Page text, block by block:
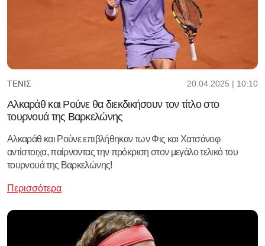
ΤΈΝΙΣ 20.04.2025 | 10:10
Αλκαράθ και Ρούνε θα διεκδικήσουν τον τίτλο στο
τουρνουά της Βαρκελώνης
Αλκαράθ και Ρούνε επιβλήθηκαν των Φις και Χατσάνοφ
αντίστοιχα, παίρνοντας την πρόκριση στον μεγάλο τελικό του
τουρνουά της Βαρκελώνης!
Περισσότερα